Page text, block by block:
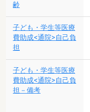
齢
子ども・学生等医療
費助成<通院>自己負
担
子ども・学生等医療
費助成<通院>自己負
担－備考